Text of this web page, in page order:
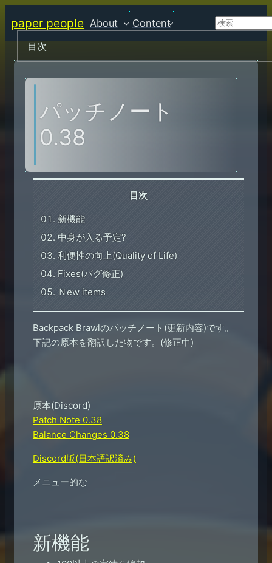
容paper people About Content
検
パッチノート
0.38
目次
新機能
中身が入る予定?
利便性の向上(Quality of Life)
Fixes(バグ修正)
Ｎew items
Backpack Brawlのパッチノート(更新内容)です。
下記の原本を翻訳した物です。(修正中)
原本(Discord)
Patch Note 0.38
Balance Changes 0.38
Discord版(日本語訳済み)
メニュー的な
新機能
目次